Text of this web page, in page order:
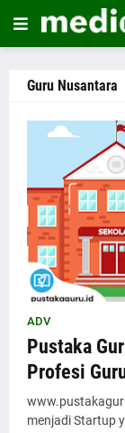
Guru Nusantara
ADV
Pustaka
Profesi
menjadi Startup